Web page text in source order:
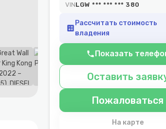
VINLGW *** *** *** 380
calculate
Рассчитать стоимость
владения
phone Показать
Оставить
Пожаловаться
На карте